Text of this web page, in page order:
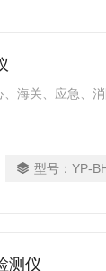
海关、应急、
型号： YP-
测仪